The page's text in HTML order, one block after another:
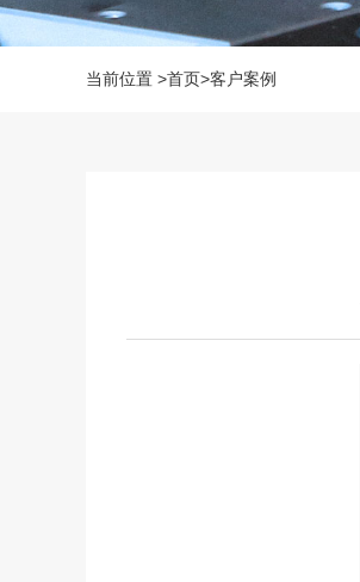
当前位置 >首页>客户案例